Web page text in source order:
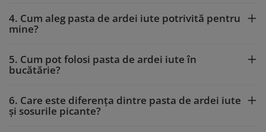
4. Cum aleg pasta de ardei iute potrivită pentru
mine?
5. Cum pot folosi pasta de ardei iute în
bucătărie?
6. Care este diferența dintre pasta de ardei iute
și sosurile picante?